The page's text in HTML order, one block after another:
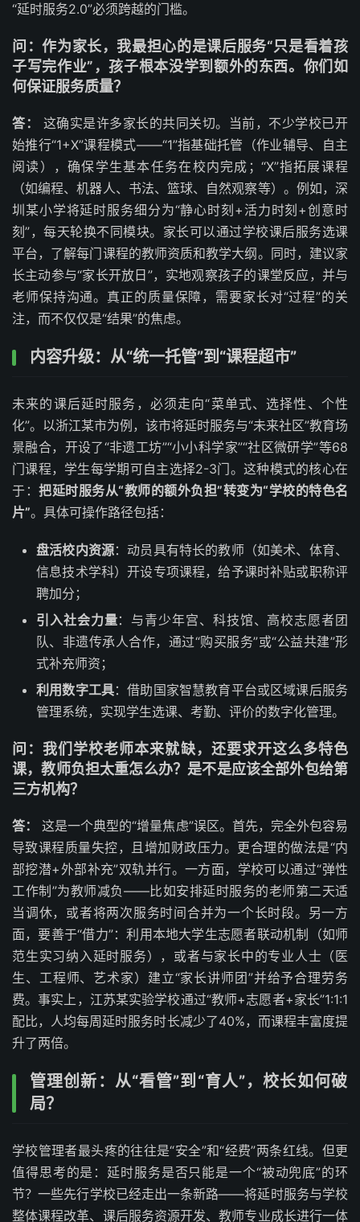
“延时服务2.0”必须跨越的门槛。
问：作为家长，我最担心的是课后服务“只是看着孩
子写完作业”，孩子根本没学到额外的东西。你们如
何保证服务质量？
答：
这确实是许多家长的共同关切。当前，不少学校已开
始推行“1+X”课程模式——“1”指基础托管（作业辅导、自主
阅读），确保学生基本任务在校内完成；“X”指拓展课程
（如编程、机器人、书法、篮球、自然观察等）。例如，深
圳某小学将延时服务细分为“静心时刻+活力时刻+创意时
刻”，每天轮换不同模块。家长可以通过学校课后服务选课
平台，了解每门课程的教师资质和教学大纲。同时，建议家
长主动参与“家长开放日”，实地观察孩子的课堂反应，并与
老师保持沟通。真正的质量保障，需要家长对“过程”的关
注，而不仅仅是“结果”的焦虑。
内容升级：从“统一托管”到“课程超市”
未来的课后延时服务，必须走向“菜单式、选择性、个性
化”。以浙江某市为例，该市将延时服务与“未来社区”教育场
景融合，开设了“非遗工坊”“小小科学家”“社区微研学”等68
门课程，学生每学期可自主选择2-3门。这种模式的核心在
于： 把延时服务从“教师的额外负担”转变为“学校的特色名
片”。具体可操作路径包括：
盘活校内资源：动员具有特长的教师（如美术、体育、
信息技术学科）开设专项课程，给予课时补贴或职称评
聘加分；
引入社会力量：与青少年宫、科技馆、高校志愿者团
队、非遗传承人合作，通过“购买服务”或“公益共建”形
式补充师资；
利用数字工具：借助国家智慧教育平台或区域课后服务
管理系统，实现学生选课、考勤、评价的数字化管理。
问：我们学校老师本来就缺，还要求开这么多特色
课，教师负担太重怎么办？是不是应该全部外包给第
三方机构？
答：
这是一个典型的“增量焦虑”误区。首先，完全外包容易
导致课程质量失控，且增加财政压力。更合理的做法是“内
部挖潜+外部补充”双轨并行。一方面，学校可以通过“弹性
工作制”为教师减负——比如安排延时服务的老师第二天适
当调休，或者将两次服务时间合并为一个长时段。另一方
面，要善于“借力”：利用本地大学生志愿者联动机制（如师
范生实习纳入延时服务），或者与家长中的专业人士（医
生、工程师、艺术家）建立“家长讲师团”并给予合理劳务
费。事实上，江苏某实验学校通过“教师+志愿者+家长”1:1:1
配比，人均每周延时服务时长减少了40%，而课程丰富度提
升了两倍。
管理创新：从“看管”到“育人”，校长如何破
局？
学校管理者最头疼的往往是“安全”和“经费”两条红线。但更
值得思考的是：延时服务是否只能是一个“被动兜底”的环
节？一些先行学校已经走出一条新路——将延时服务与学校
整体课程改革、课后服务资源开发、教师专业成长进行一体